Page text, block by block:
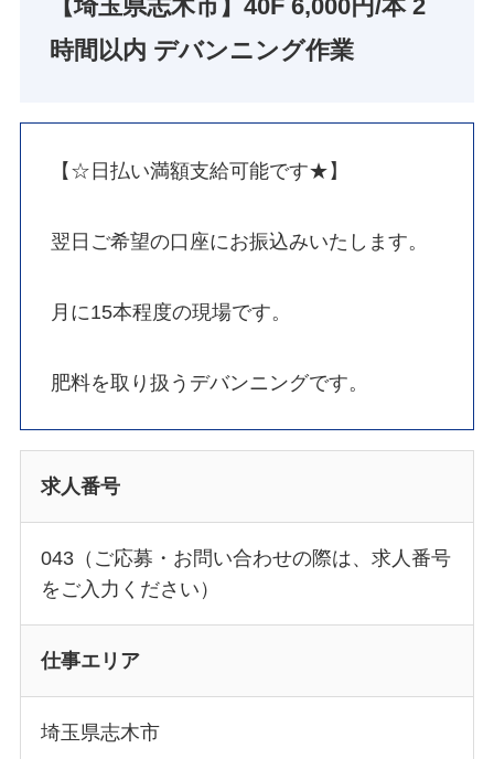
【埼玉県志木市】40F 6,000円/本 2
時間以内 デバンニング作業
【☆日払い満額支給可能です★】
翌日ご希望の口座にお振込みいたします。
月に15本程度の現場です。
肥料を取り扱うデバンニングです。
求人番号
043（ご応募・お問い合わせの際は、求人番号
をご入力ください）
仕事エリア
埼玉県志木市